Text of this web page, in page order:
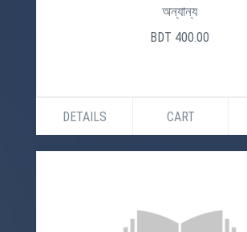
অন্যান্য
BDT 400.00
DETAILS CART